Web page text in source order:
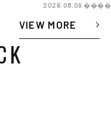
2026.08.09����
VIEW MORE